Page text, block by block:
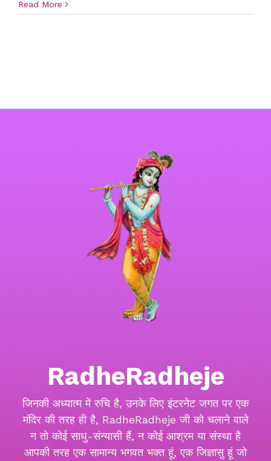
Read More
RadheRadheje
जिनकी अध्यात्म में रुचि है, उनके लिए इंटरनेट जगत पर एक
मंदिर की तरह ही है, RadheRadheje जी को चलाने वाले
न तो कोई साधु-संन्यासी हैं, न कोई आश्रम या संस्था है
आपकी तरह एक सामान्य भगवत भक्त हूं, एक जिज्ञासु हूं जो